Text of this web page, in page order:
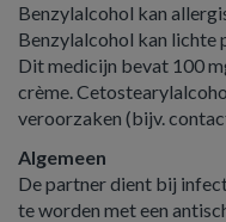
Benzylalcohol kan
Benzylalcohol kan
Dit medicijn bevat 100
crème.
veroorzaken (bijv.
Algemeen
De partner dient bij
te worden met een